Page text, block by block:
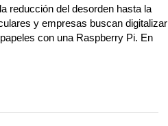
reducción del desorden hasta la
y empresas buscan digitalizar
con una Raspberry Pi. En